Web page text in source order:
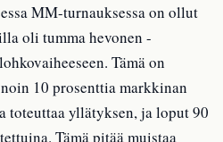
MM-turnauksessa on ollut
oli tumma hevonen -
Tämä on
10 prosenttia markkinan
toteuttaa yllätyksen, ja loput 90
Tämä pitää muistaa